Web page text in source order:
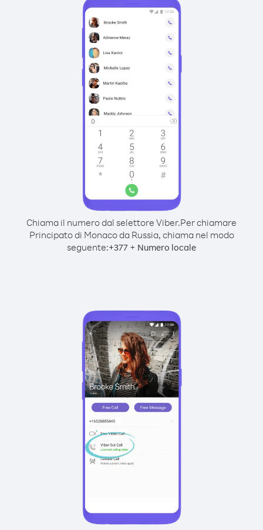
Chiama il numero dal selettore Viber.Per chiamare
Principato di Monaco da Russia, chiama nel modo
seguente:+377 + Numero locale